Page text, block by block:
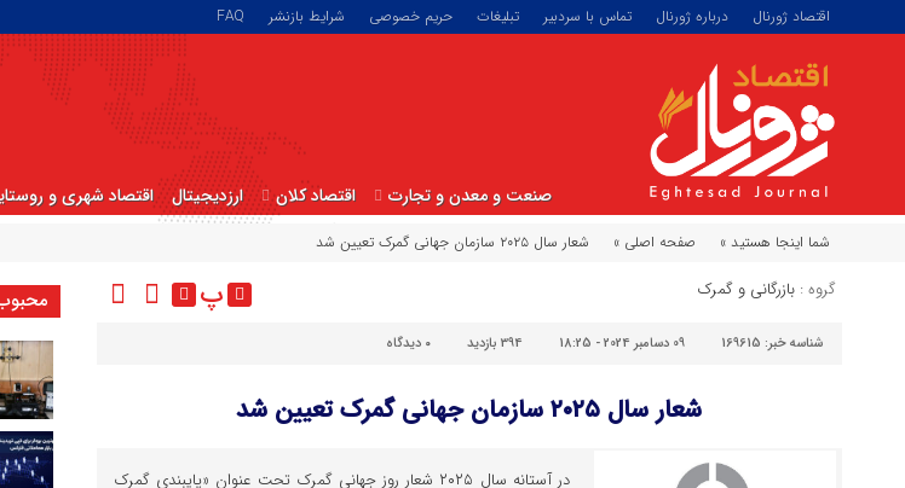
اقتصاد ژورنال درباره ژورنال تماس با سردبیر تبلیغات حریم خصوصی شرایط بازنشر FAQ
صنعت و معدن و تجارت اقتصاد کلان ارزدیجیتال اقتصاد شهری و
شما اینجا هستید » صفحه اصلی » شعار سال ۲۰۲۵ سازمان جهانی گمرک تعیین شد
گروه : بازرگانی و گمرک پ
شناسه خبر: 169615 09 دسامبر 2024 - 18:25 394 بازدید ۰ دیدگاه
شعار سال ۲۰۲۵ سازمان جهانی گمرک تعیین شد
در آستانه سال ۲۰۲۵ شعار روز جهانی گمرک تحت عنوان «پایبندی گمرک